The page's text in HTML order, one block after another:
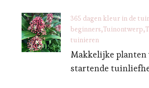
365 dagen kleur in de
beginners Tuinontwerp
tuinieren
Makkelijke planten
startende